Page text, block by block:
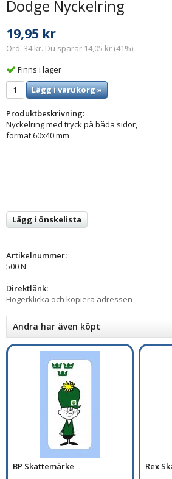
Dodge Nyckelring
19,95 kr
Ord. 34 kr. Du sparar 14,05 kr (41%)
Finns i lager
Lägg i varukorg »
Produktbeskrivning:
Nyckelring med tryck på båda sidor,
format 60x40 mm
Lägg i önskelista
Artikelnummer:
500 N
Direktlänk:
Högerklicka och kopiera adressen
Andra har även köpt
BP Skattemärke Rex